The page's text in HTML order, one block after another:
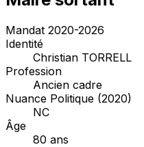
Mandat 2020-2026
Identité
Christian TORRELL
Profession
Ancien cadre
Nuance Politique (2020)
NC
Âge
80 ans